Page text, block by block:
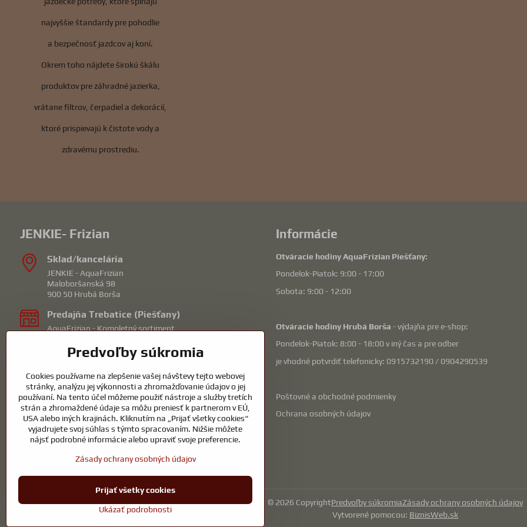
najvyššie štandardy pre pohodlie
a bezpečnosť jazdcov aj koní.
Okrem toho nájdete širokú škálu
produktov pre záhradné jazierka,
vrátane filtrov, čerpadiel a dekorácií,
ktoré prispievajú k čistote vody a
zdravému prostrediu.
JENKIE- Frizian
Sklad/kancelária
JENKIE - AquaFrizian
Maloboršanská 98
900 50 Hrubá Borša
Predajňa Trebatice (Piešťany)
AquaFrizian - Kompletný sortiment
92210 Trebatice
mail: piestany@frizian.sk
Predajna Hrubá Borša (Senec)
KOICentrum - Záhradné jazierka/bazény
Maloboršanská 98
90050 Hrubá Borša okr.Senec
tel: 0915732190
mail: obchod@jenkie.eu
Informácie
Otváracie hodiny AquaFrizian Piešťany:
Pondelok-Piatok: 9:00 - 17:00
Sobota: 9:00 - 12:00
Otváracie hodiny Hrubá Borša - výdajňa pre e-shop:
Pondelok-Piatok: 8:00 - 18:00 v iný čas a pre odber
je vhodné potvrdiť telefonicky: 0915732190 / 0904290539
Poštovné a obchodné podmienky
Ochrana osobných údajov
© 2026 CopyrightPredvoľby súkromiaZásady ochrany osobných údajov
Vytvorené pomocou: BiznisWeb.sk
Predvoľby súkromia
Cookies používame na zlepšenie vašej návštevy tejto webovej
stránky, analýzu jej výkonnosti a zhromažďovanie údajov o jej
používaní. Na tento účel môžeme použiť nástroje a služby tretích
strán a zhromaždené údaje sa môžu preniesť k partnerom v EÚ,
USA alebo iných krajinách. Kliknutím na „Prijať všetky cookies“
vyjadrujete svoj súhlas s týmto spracovaním. Nižšie môžete
nájsť podrobné informácie alebo upraviť svoje preferencie.
Zásady ochrany osobných údajov
Ukázať podrobnosti
Prijať všetky cookies